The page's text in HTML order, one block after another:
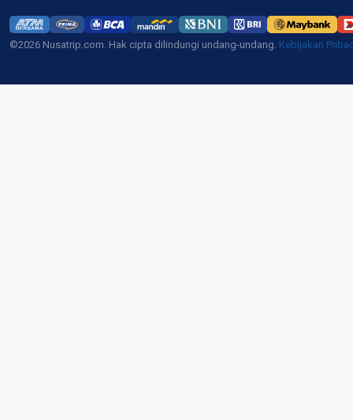
©2026 Nusatrip.com. Hak cipta dilindungi undang-undang. Kebijakan